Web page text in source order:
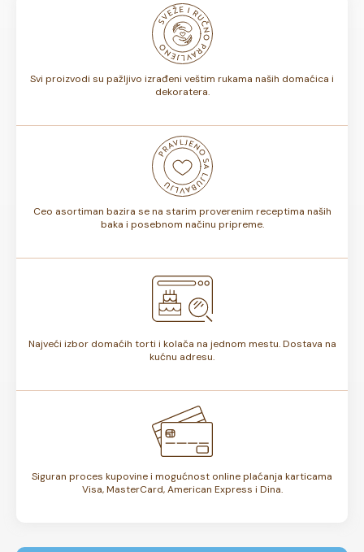
odnosno, da li sadrže voće ili ne, rok trajanja torte može
biti od 7 do 10 dana. Rok trajanja je istaknut na deklaraciji
Svi proizvodi su pažljivo izrađeni veštim rukama naših domaćica i
dekoratera.
Ceo asortiman bazira se na starim proverenim receptima naših
baka i posebnom načinu pripreme.
Najveći izbor domaćih torti i kolača na jednom mestu. Dostava na
kućnu adresu.
Siguran proces kupovine i mogućnost online plaćanja karticama
Visa, MasterCard, American Express i Dina.